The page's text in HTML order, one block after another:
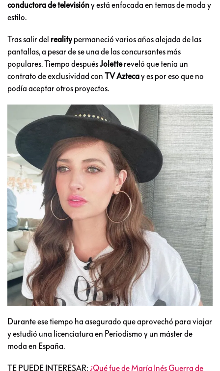
conductora de televisióny está enfocada en temas de moda y
estilo.
Tras salir del realitypermaneció varios años alejada de las
pantallas, a pesar de se una de las concursantes más
populares. Tiempo despuésJolettereveló que tenía un
contrato de exclusividad con TV Aztecay es por eso que no
podía aceptar otros proyectos.
Durante ese tiempo ha asegurado que aprovechó para viajar
y estudió una licenciatura en Periodismo y un máster de
moda en España.
TE PUEDE INTERESAR: ¿Qué fue de María Inés Guerra de